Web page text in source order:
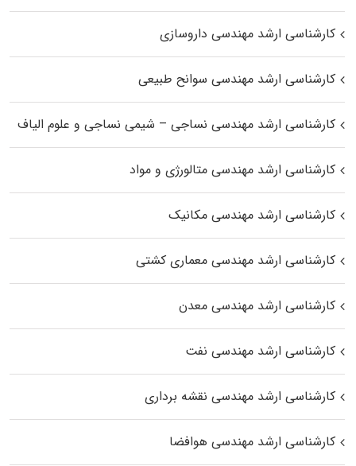
کارشناسی ارشد مهندسی داروسازی
کارشناسی ارشد مهندسی سوانح طبیعی
کارشناسی ارشد مهندسی نساجی – شیمی نساجی و علوم الیاف
کارشناسی ارشد مهندسی متالورژی و مواد
کارشناسی ارشد مهندسی مکانیک
کارشناسی ارشد مهندسی معماری کشتی
کارشناسی ارشد مهندسی معدن
کارشناسی ارشد مهندسی نفت
کارشناسی ارشد مهندسی نقشه برداری
کارشناسی ارشد مهندسی هوافضا